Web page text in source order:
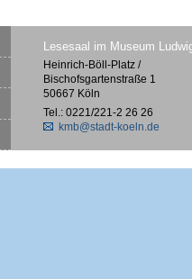
Lesesaal im Museum
Heinrich-Böll-Platz /
Bischofsgartenstraße 1
50667 Köln
Tel.: 0221/221-2 26 26
kmb@stadt-koeln.de